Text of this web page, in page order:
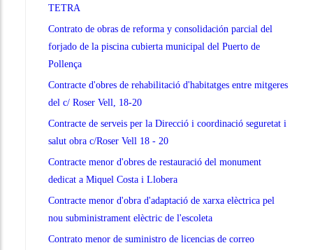
TETRA
Contrato de obras de reforma y consolidación parcial del
forjado de la piscina cubierta municipal del Puerto de
Pollença
Contracte d'obres de rehabilitació d'habitatges entre mitgeres
del c/ Roser Vell, 18-20
Contracte de serveis per la Direcció i coordinació seguretat i
salut obra c/Roser Vell 18 - 20
Contracte menor d'obres de restauració del monument
dedicat a Miquel Costa i Llobera
Contracte menor d'obra d'adaptació de xarxa elèctrica pel
nou subministrament elèctric de l'escoleta
Contrato menor de suministro de licencias de correo